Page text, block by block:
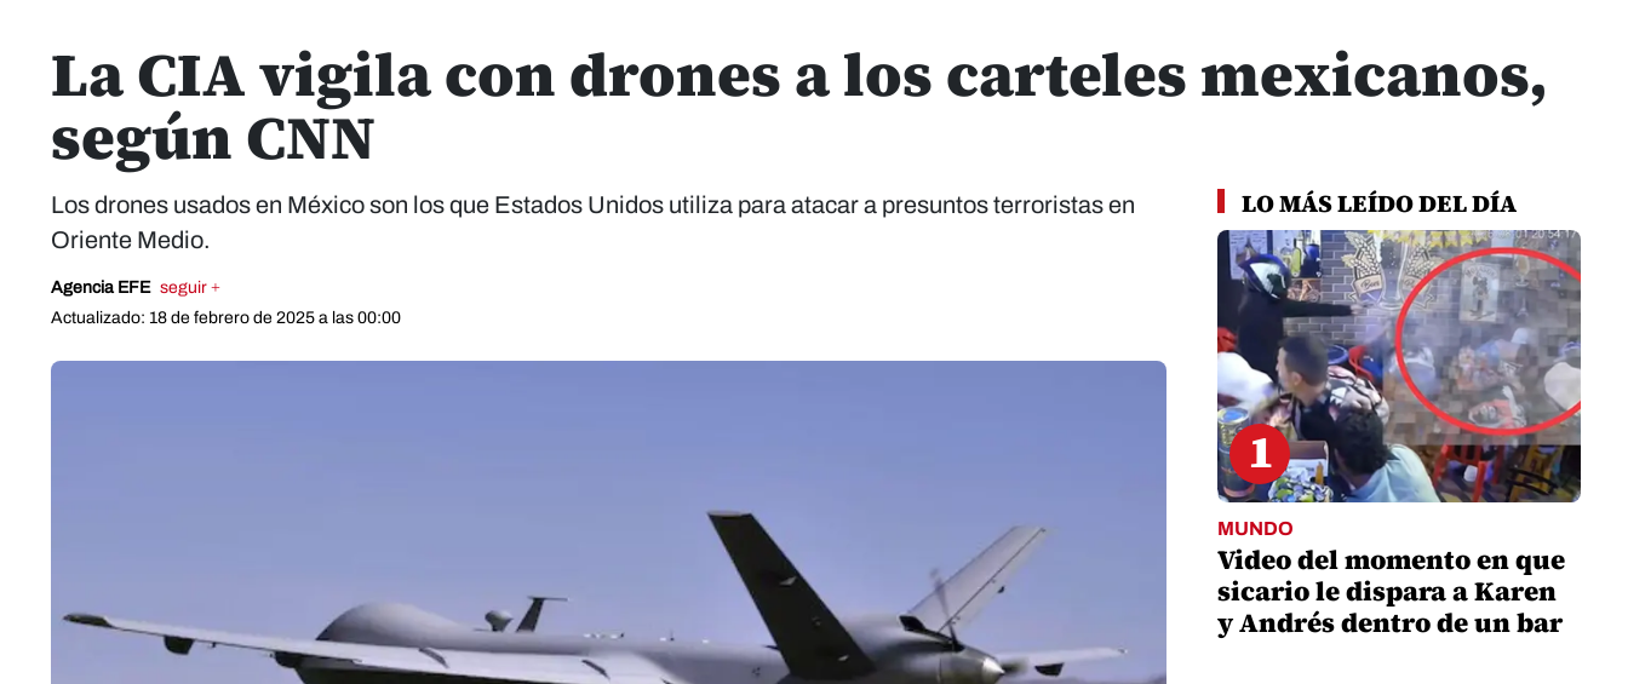
La CIA vigila con drones a los carteles mexicanos,
según CNN
Los drones usados en México son los que Estados Unidos utiliza para atacar a presuntos terroristas en
Oriente Medio.
Agencia EFE seguir +
Actualizado: 18 de febrero de 2025 a las 00:00
LO MÁS LEÍDO DEL DÍA
1
MUNDO
Video del momento en que
sicario le dispara a Karen
y Andrés dentro de un bar